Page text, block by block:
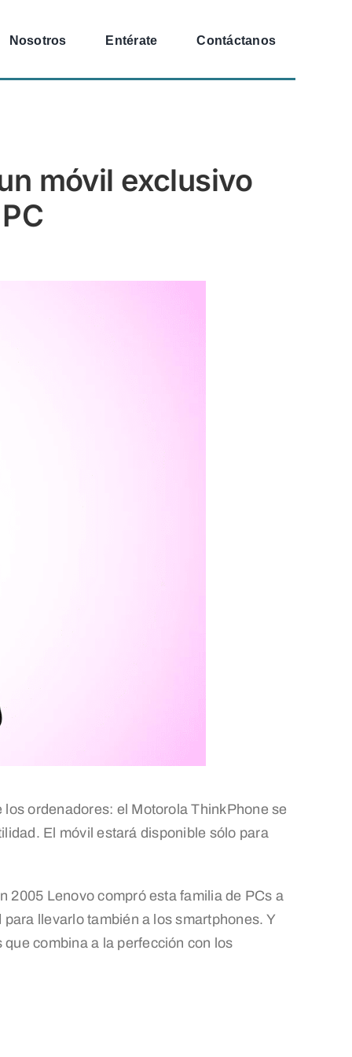
Nosotros Entérate Contáctanos
móvil exclusivo
ordenadores: el Motorola ThinkPhone se
El móvil estará disponible sólo para
2005 Lenovo compró esta familia de PCs a
llevarlo también a los smartphones. Y
combina a la perfección con los